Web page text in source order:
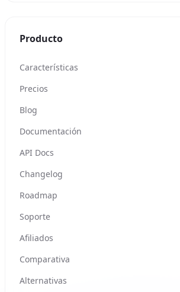
Producto
Características
Precios
Blog
Documentación
API Docs
Changelog
Roadmap
Soporte
Afiliados
Comparativa
Alternativas